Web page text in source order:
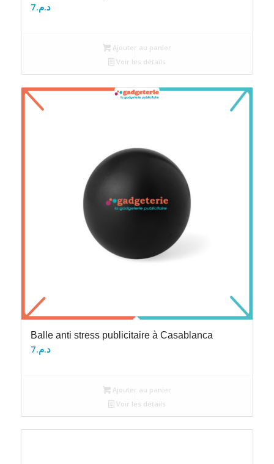
د.م.7
Ajouter au panier
Voir les détails
Balle anti stress publicitaire à Casablanca
د.م.7
Ajouter au panier
Voir les détails